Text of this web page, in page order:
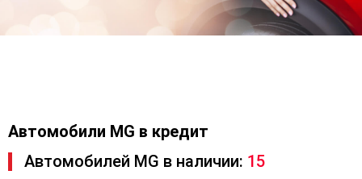
Автомобили MG в кредит
Автомобилей MG в наличии: 15